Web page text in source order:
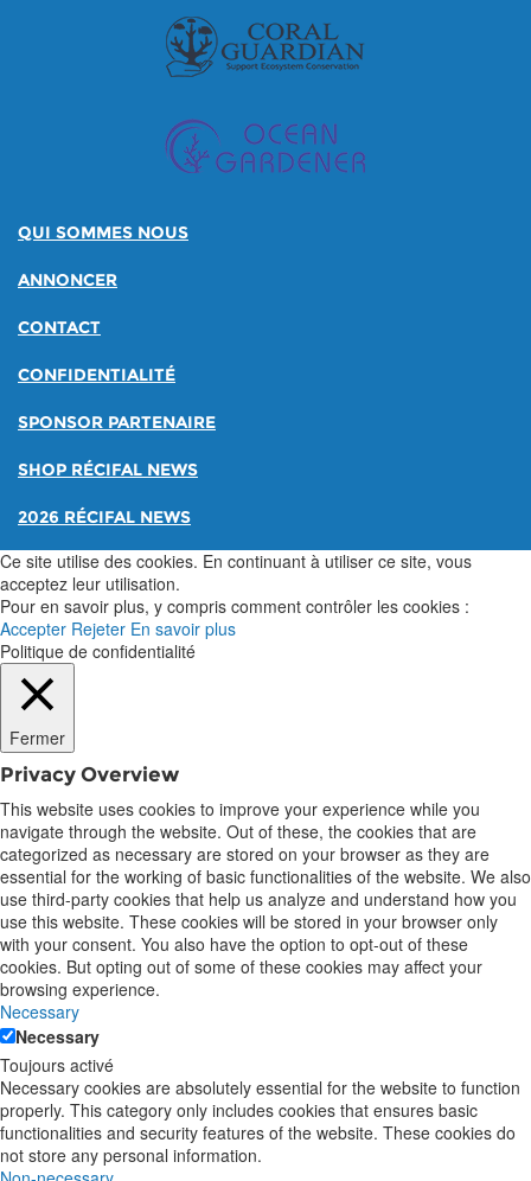
QUI SOMMES NOUS
ANNONCER
CONTACT
CONFIDENTIALITÉ
SPONSOR PARTENAIRE
SHOP RÉCIFAL NEWS
2026 RÉCIFAL NEWS
Ce site utilise des cookies. En continuant à utiliser ce site, vous
acceptez leur utilisation.
Pour en savoir plus, y compris comment contrôler les cookies :
Accepter Rejeter En savoir plus
Politique de confidentialité
Fermer
Privacy Overview
This website uses cookies to improve your experience while you
navigate through the website. Out of these, the cookies that are
categorized as necessary are stored on your browser as they are
essential for the working of basic functionalities of the website. We also
use third-party cookies that help us analyze and understand how you
use this website. These cookies will be stored in your browser only
with your consent. You also have the option to opt-out of these
cookies. But opting out of some of these cookies may affect your
browsing experience.
Necessary
Necessary
Toujours activé
Necessary cookies are absolutely essential for the website to function
properly. This category only includes cookies that ensures basic
functionalities and security features of the website. These cookies do
not store any personal information.